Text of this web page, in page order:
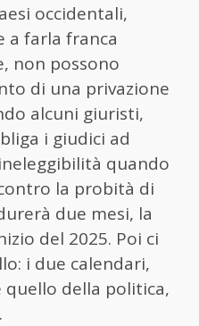
occidentali,
a farla franca
non possono
di una privazione
alcuni giuristi,
i giudici ad
quando
la probità di
due mesi, la
del 2025. Poi ci
i due calendari,
quello della politica,